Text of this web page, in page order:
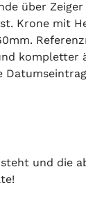
über
Krone mit
und die